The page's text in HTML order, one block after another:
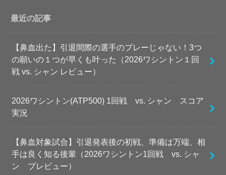
最近の記事
【鼻血出た】引退間際の選手のプレーじゃない！3つ
の願いの１つが早くも叶った（2026ワシントン１回
戦 vs. シャン レビュー）
2026ワシントン(ATP500) 1回戦 vs. シャン スコア
実況
【鼻血対象試合】引退発表後の初戦、準備は万端、相
手は良く知る後輩（2026ワシントン1回戦 vs. シャ
ン プレビュー）